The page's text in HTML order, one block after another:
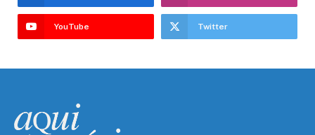
YouTube Twitter